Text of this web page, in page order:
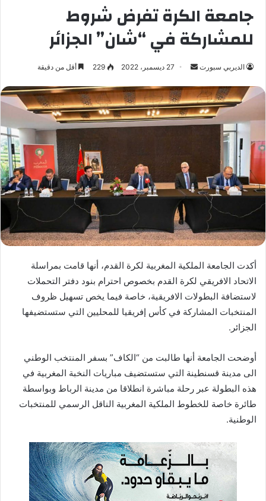
جامعة الكرة تفرض شروط
للمشاركة في “شان” الجزائر
الديربي سبورت
س
ل
ب
د
ا
إ
ك
ت
و
ن
ي
ا
27 ديسمبر، 2022 229 أقل من دقيقة
أكدت الجامعة الملكية المغربية لكرة القدم، أنها قامت بمراسلة
الاتحاد الافريقي لكرة القدم بخصوص احترام بنود دفتر التحملات
لاستضافة البطولات الافريقية، خاصة فيما يخص تسهيل ظروف
المنتخبات المشاركة في كأس إفريقيا للمحليين التي ستستضيفها
الجزائر.
أوضحت الجامعة أنها طالبت من “الكاف” بسفر المنتخب الوطني
الى مدينة قسنطينة التي ستستضيف مباريات النخبة المغربية في
هذه البطولة عبر رحلة مباشرة انطلاقا من مدينة الرباط وبواسطة
طائرة خاصة للخطوط الملكية المغربية الناقل الرسمي للمنتخبات
الوطنية.